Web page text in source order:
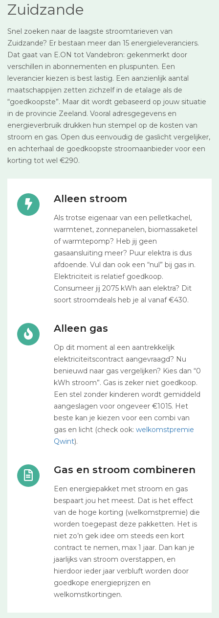
Zuidzande
Snel zoeken naar de laagste stroomtarieven van
Zuidzande? Er bestaan meer dan 15 energieleveranciers.
Dat gaat van E.ON tot Vandebron: gekenmerkt door
verschillen in abonnementen en pluspunten. Een
leverancier kiezen is best lastig. Een aanzienlijk aantal
maatschappijen zetten zichzelf in de etalage als de
“goedkoopste”. Maar dit wordt gebaseerd op jouw situatie
in de provincie Zeeland. Vooral adresgegevens en
energieverbruik drukken hun stempel op de kosten van
stroom en gas. Open dus eenvoudig de gaslicht vergelijker,
en achterhaal de goedkoopste stroomaanbieder voor een
korting tot wel €290.
Alleen stroom
Als trotse eigenaar van een pelletkachel,
warmtenet, zonnepanelen, biomassaketel
of warmtepomp? Heb jij geen
gasaansluiting meer? Puur elektra is dus
afdoende. Vul dan ook een “nul” bij gas in.
Elektriciteit is relatief goedkoop.
Consumeer jij 2075 kWh aan elektra? Dit
soort stroomdeals heb je al vanaf €430.
Alleen gas
Op dit moment al een aantrekkelijk
elektriciteitscontract aangevraagd? Nu
benieuwd naar gas vergelijken? Kies dan “0
kWh stroom”. Gas is zeker niet goedkoop.
Een stel zonder kinderen wordt gemiddeld
aangeslagen voor ongeveer €1015. Het
beste kan je kiezen voor een combi van
gas en licht (check ook: welkomstpremie
Qwint).
Gas en stroom combineren
Een energiepakket met stroom en gas
bespaart jou het meest. Dat is het effect
van de hoge korting (welkomstpremie) die
worden toegepast deze pakketten. Het is
niet zo’n gek idee om steeds een kort
contract te nemen, max 1 jaar. Dan kan je
jaarlijks van stroom overstappen, en
hierdoor ieder jaar verbluft worden door
goedkope energieprijzen en
welkomstkortingen.